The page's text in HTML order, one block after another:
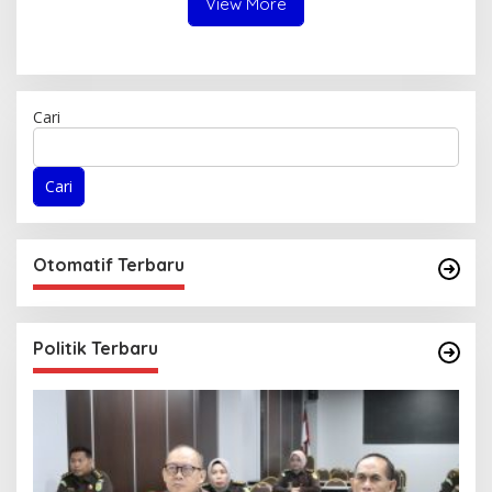
Cari
Cari
Otomatif Terbaru
Politik Terbaru